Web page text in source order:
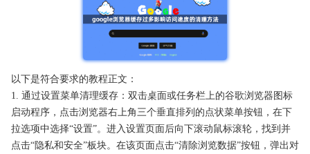
以下是符合要求的教程正文：
1. 通过设置菜单清理缓存：双击桌面或任务栏上的谷歌浏览器图标
启动程序，点击浏览器右上角三个垂直排列的点状菜单按钮，在下
拉选项中选择“设置”。进入设置页面后向下滚动鼠标滚轮，找到并
点击“隐私和安全”板块。在该页面点击“清除浏览数据”按钮，弹出对